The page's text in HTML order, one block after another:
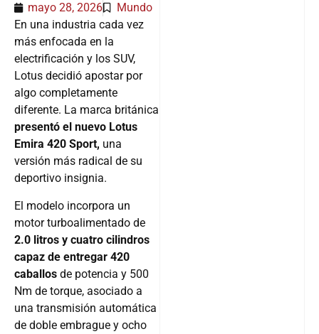
mayo 28, 2026
Mundo
En una industria cada vez
más enfocada en la
electrificación y los SUV,
Lotus decidió apostar por
algo completamente
diferente. La marca británica
presentó el nuevo Lotus
Emira 420 Sport, una
versión más radical de su
deportivo insignia.
El modelo incorpora un
motor turboalimentado de
2.0 litros y cuatro cilindros
capaz de entregar 420
caballos de potencia y 500
Nm de torque, asociado a
una transmisión automática
de doble embrague y ocho